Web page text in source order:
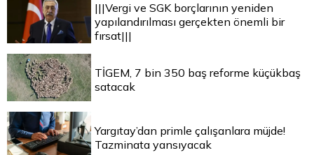
|||Vergi ve SGK borçlarının yeniden
yapılandırılması gerçekten önemli bir
fırsat|||
TİGEM, 7 bin 350 baş reforme küçükbaş
satacak
Yargıtay’dan primle çalışanlara müjde!
Tazminata yansıyacak